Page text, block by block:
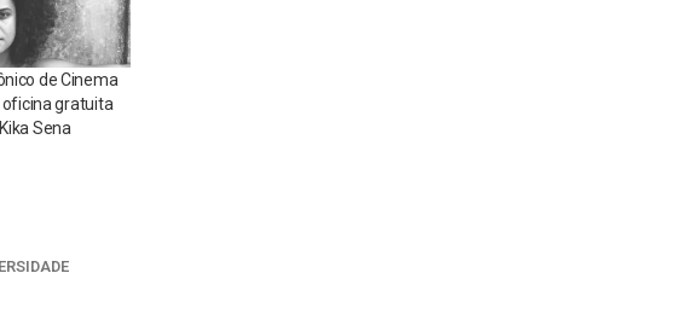
de Cinema
oficina gratuita
Sena